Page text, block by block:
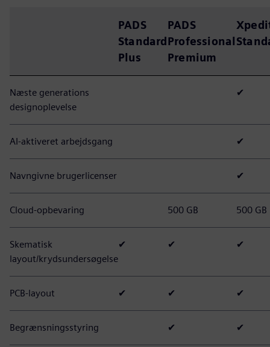
PADS
Standard
Plus
PADS
Professional
Premium
Næste generations
designoplevelse
✔
AI-aktiveret arbejdsgang ✔
Navngivne brugerlicenser ✔
Cloud-opbevaring 500 GB 500 GB
Skematisk
layout/krydsundersøgelse
✔ ✔ ✔
PCB-layout ✔ ✔ ✔
Begrænsningsstyring ✔ ✔